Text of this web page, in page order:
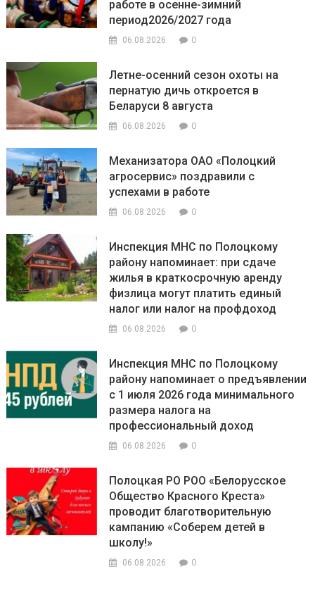
работе в осенне-зимний
период2026/2027 года
06.08.2026 0
Летне-осенний сезон охоты на
пернатую дичь откроется в
Беларуси 8 августа
06.08.2026 0
Механизатора ОАО «Полоцкий
агросервис» поздравили с
успехами в работе
06.08.2026 0
Инспекция МНС по Полоцкому
району напоминает: при сдаче
жилья в краткосрочную аренду
физлица могут платить единый
налог или налог на профдоход
06.08.2026 0
Инспекция МНС по Полоцкому
району напоминает о предъявлении
с 1 июля 2026 года минимального
размера налога на
профессиональный доход
06.08.2026 0
Полоцкая РО РОО «Белорусское
Общество Красного Креста»
проводит благотворительную
кампанию «Соберем детей в
школу!»
06.08.2026 0